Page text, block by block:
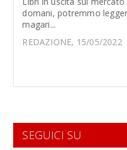
domani, potremmo
magari...
REDAZIONE, 15/05/2022
SEGUICI SU